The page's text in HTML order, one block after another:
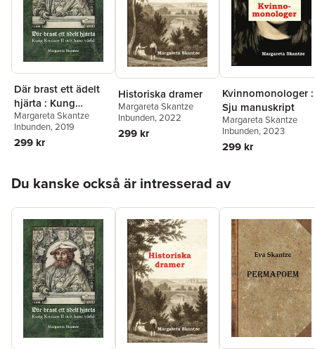
Där brast ett ädelt
hjärta : Kung
Kristian II och hans
värld
Margareta Skantze
Inbunden, 2019
299 kr
Historiska dramer
Margareta Skantze
Inbunden, 2022
299 kr
Kvinnomonologer :
Sju manuskript
Margareta Skantze
Inbunden, 2023
299 kr
Du kanske också är intresserad av